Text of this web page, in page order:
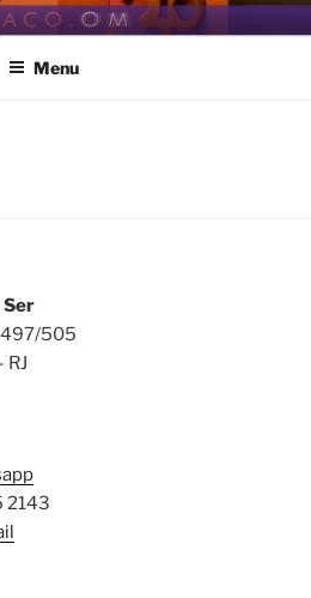
de Bem Estar
Menu
Ser
497/505
RJ
2143